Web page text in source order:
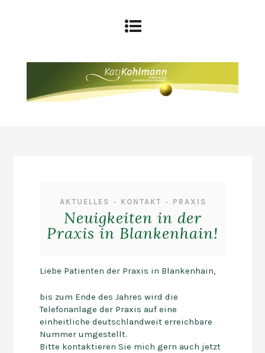
AKTUELLES • KONTAKT • PRAXIS
Neuigkeiten in der
Praxis in Blankenhain!
Liebe Patienten der Praxis in Blankenhain,
bis zum Ende des Jahres wird die
Telefonanlage der Praxis auf eine
einheitliche deutschlandweit erreichbare
Nummer umgestellt.
Bitte kontaktieren Sie mich gern auch jetzt